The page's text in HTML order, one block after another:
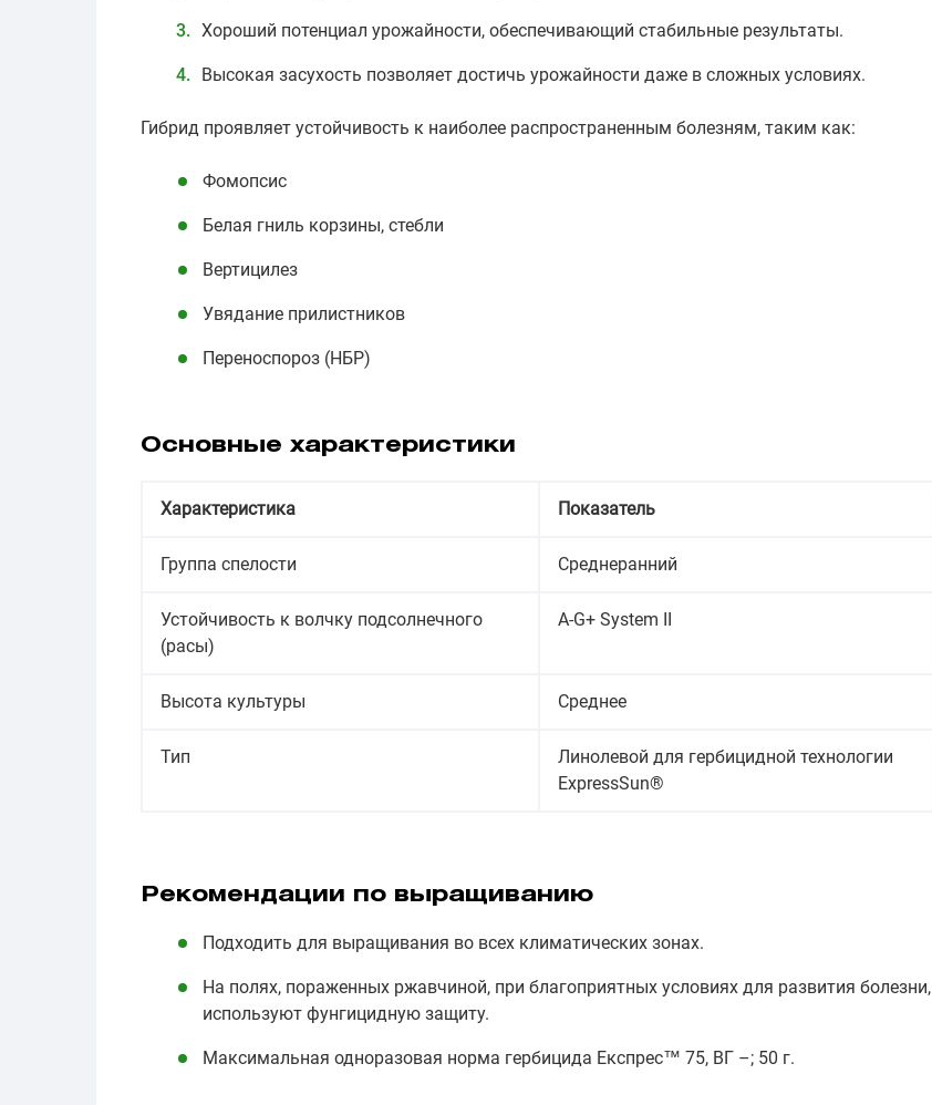
Хороший потенциал урожайности, обеспечивающий стабильные результаты.
Высокая засухость позволяет достичь урожайности даже в сложных условиях.
Гибрид проявляет устойчивость к наиболее распространенным болезням, таким как:
Фомопсис
Белая гниль корзины, стебли
Вертицилез
Увядание прилистников
Переноспороз (НБР)
Основные характеристики
Характеристика Показатель
Группа спелости Среднеранний
Устойчивость к волчку подсолнечного
(расы)
А-G+ System II
Высота культуры Среднее
Тип
Линолевой для гербицидной технологии
ExpressSun®
Рекомендации по выращиванию
Подходить для выращивания во всех климатических зонах.
На полях, пораженных ржавчиной, при благоприятных условиях для развития болезни,
используют фунгицидную защиту.
Максимальная одноразовая норма гербицида Експрес™ 75, ВГ –; 50 г.